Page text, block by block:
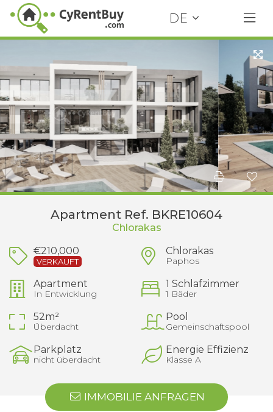
DE
Apartment Ref. BKRE10604
Chlorakas
€210,000
VERKAUFT
Chlorakas
Paphos
Apartment
In Entwicklung
1 Schlafzimmer
1 Bäder
52m²
Überdacht
Pool
Gemeinschaftspool
Parkplatz
nicht überdacht
Energie Effizienz
Klasse A
IMMOBILIE ANFRAGEN